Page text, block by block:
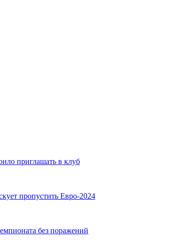
приглашать в клуб
пропустить Евро-2024
без поражений